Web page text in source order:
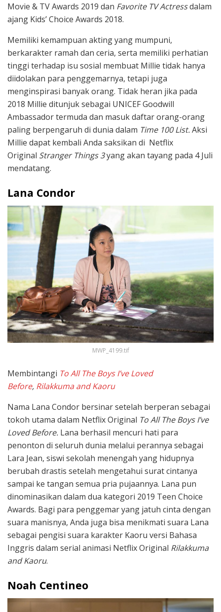
Movie & TV Awards 2019 dan Favorite TV Actressdalam
ajang Kids’ Choice Awards 2018.
Memiliki kemampuan akting yang mumpuni,
berkarakter ramah dan ceria, serta memiliki perhatian
tinggi terhadap isu sosial membuat Millie tidak hanya
diidolakan para penggemarnya, tetapi juga
menginspirasi banyak orang. Tidak heran jika pada
2018 Millie ditunjuk sebagai UNICEF Goodwill
Ambassador termuda dan masuk daftar orang-orang
paling berpengaruh di dunia dalam Time 100 List.Aksi
Millie dapat kembali Anda saksikan di Netflix
Original Stranger Things 3yang akan tayang pada 4 Juli
mendatang.
Lana Condor
MWP_4199.tif
Membintangi To All The Boys I’ve Loved
Before, Rilakkuma and Kaoru
Nama Lana Condor bersinar setelah berperan sebagai
tokoh utama dalam Netflix Original To All The Boys I’ve
Loved Before. Lana berhasil mencuri hati para
penonton di seluruh dunia melalui perannya sebagai
Lara Jean, siswi sekolah menengah yang hidupnya
berubah drastis setelah mengetahui surat cintanya
sampai ke tangan semua pria pujaannya. Lana pun
dinominasikan dalam dua kategori 2019 Teen Choice
Awards. Bagi para penggemar yang jatuh cinta dengan
suara manisnya, Anda juga bisa menikmati suara Lana
sebagai pengisi suara karakter Kaoru versi Bahasa
Inggris dalam serial animasi Netflix Original Rilakkuma
and Kaoru.
Noah Centineo